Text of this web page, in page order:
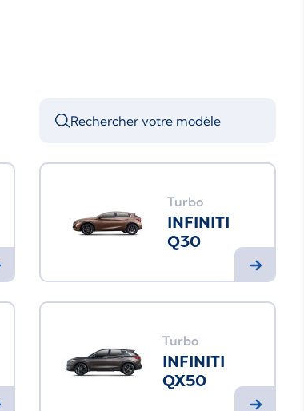
Turbo
INFINITI
Q30
Turbo
INFINITI
QX50